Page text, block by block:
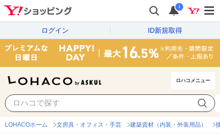
i
ログイン ID新規取得
ロハコメニュー
LOHACOホーム 文房具・オフィス・手芸 建築資材（内装・外装用品）